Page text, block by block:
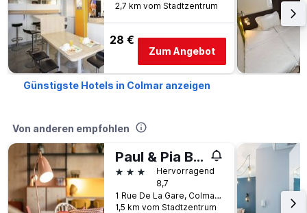
2,7 km vom Stadtzentrum
28 €
Zum Angebot
Günstigste Hotels in Colmar anzeigen
Von anderen empfohlen
Paul & Pia By Stay Collection
3 SterneHervorragend
8,7
1 Rue De La Gare, Colmar, Haut-Rhin, Frankreich
1,5 km vom Stadtzentrum